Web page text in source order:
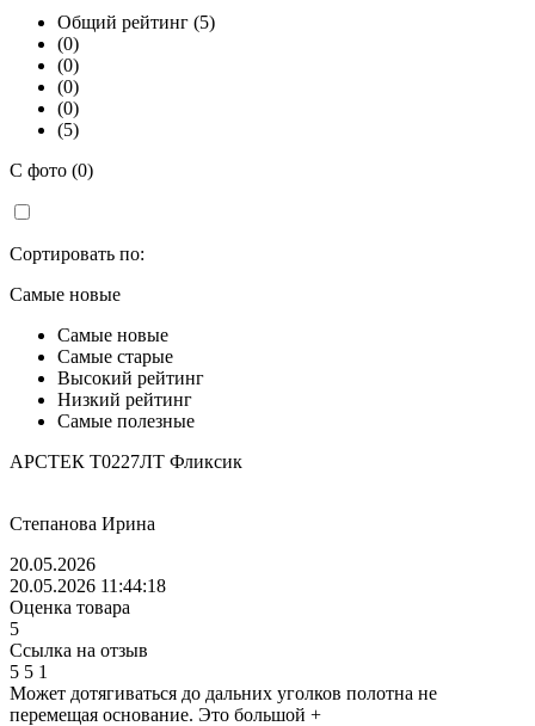
Общий рейтинг (5)
(0)
(0)
(0)
(0)
(5)
С фото (0)
Сортировать по:
Самые новые
Самые новые
Самые старые
Высокий рейтинг
Низкий рейтинг
Самые полезные
АРСТЕК Т0227ЛТ Фликсик
Степанова Ирина
20.05.2026
20.05.2026 11:44:18
Оценка товара
5
Ссылка на отзыв
5 5 1
Может дотягиваться до дальних уголков полотна не
перемещая основание. Это большой +